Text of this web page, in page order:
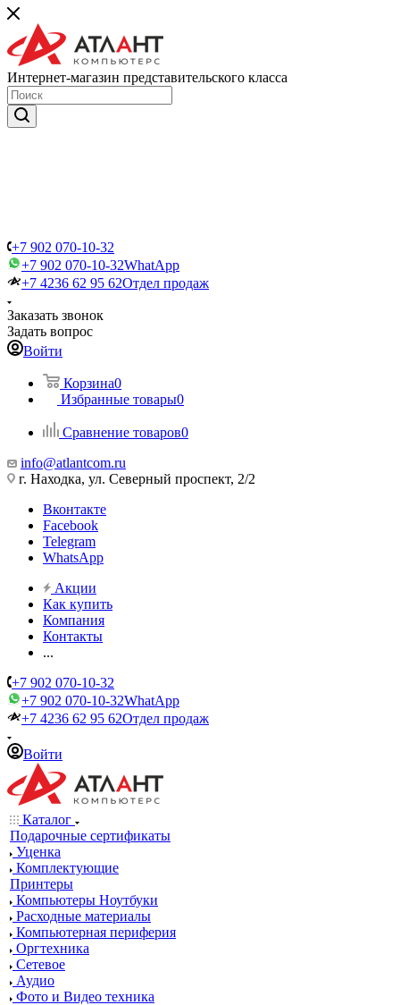
Интернет-магазин представительского класса
+7 902 070-10-32
+7 902 070-10-32WhatApp
+7 4236 62 95 62Отдел продаж
Заказать звонок
Задать вопрос
Войти
Корзина0
Избранные товары0
Сравнение товаров0
info@atlantcom.ru
г. Находка, ул. Северный проспект, 2/2
Вконтакте
Facebook
Telegram
WhatsApp
Акции
Как купить
Компания
Контакты
...
+7 902 070-10-32
+7 902 070-10-32WhatApp
+7 4236 62 95 62Отдел продаж
Войти
Каталог
Подарочные сертификаты
Уценка
Комплектующие
Принтеры
Компьютеры Ноутбуки
Расходные материалы
Компьютерная периферия
Оргтехника
Сетевое
Аудио
Фото и Видео техника